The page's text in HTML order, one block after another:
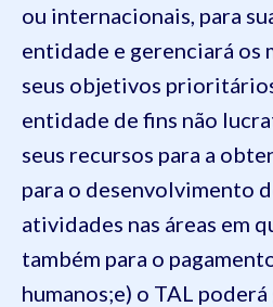
ou internacionais, para
entidade e gerenciará os
seus objetivos
entidade de fins não
seus recursos para a
para o desenvolvimento
atividades nas áreas em
também para o
humanos;e) o TAL